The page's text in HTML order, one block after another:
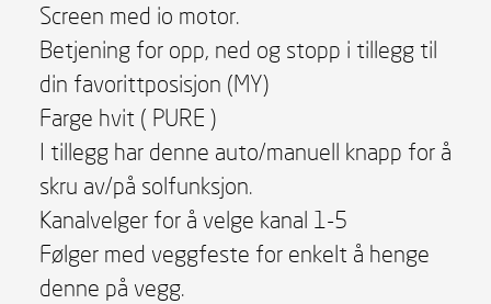
Screen med io motor.
Betjening for opp, ned og stopp i tillegg til
din favorittposisjon (MY)
Farge hvit ( PURE )
I tillegg har denne auto/manuell knapp for å
skru av/på solfunksjon.
Kanalvelger for å velge kanal 1-5
Følger med veggfeste for enkelt å henge
denne på vegg.